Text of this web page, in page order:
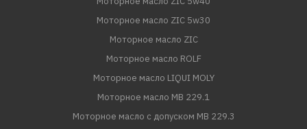
Моторное масло ZIC 5w30
Моторное масло ZIC
Моторное масло ROLF
Моторное масло LIQUI MOLY
Моторное масло MB 229.1
Моторное масло с допуском MB 229.3